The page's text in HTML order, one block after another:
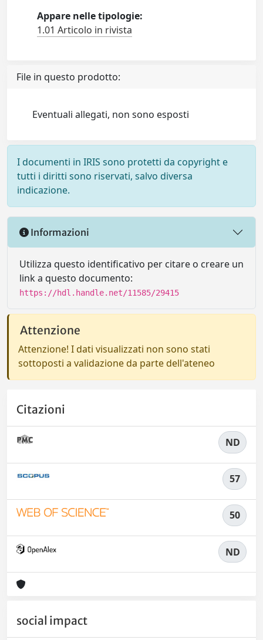
Appare nelle tipologie:
1.01 Articolo in rivista
File in questo prodotto:
Eventuali allegati, non sono esposti
I documenti in IRIS sono protetti da copyright e
tutti i diritti sono riservati, salvo diversa
indicazione.
Informazioni
Utilizza questo identificativo per citare o creare un
link a questo documento:
https://hdl.handle.net/11585/29415
Attenzione
Attenzione! I dati visualizzati non sono stati
sottoposti a validazione da parte dell'ateneo
Citazioni
ND
57
50
ND
social impact